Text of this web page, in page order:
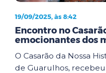
19/09/2025, às 8:42
Encontro no
emocionantes dos
O Casarão da Nossa
de Guarulhos,